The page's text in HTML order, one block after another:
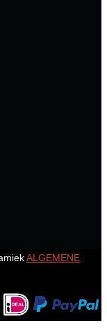
ALGEMENE